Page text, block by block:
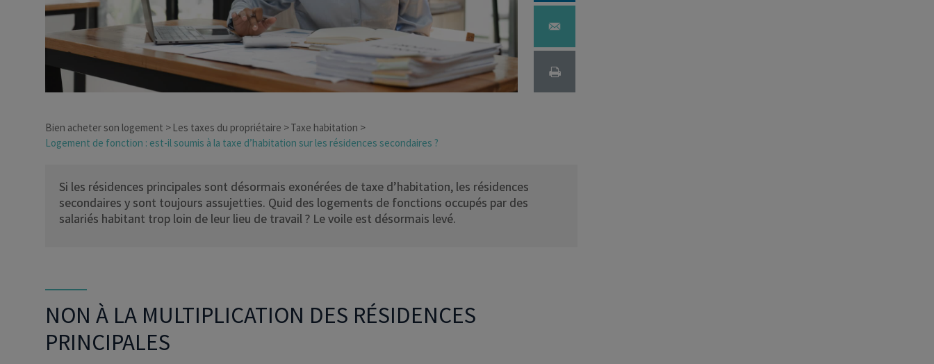
Bien acheter son logement Les taxes du propriétaire
Taxe habitation
Logement de fonction : est-il soumis à la taxe d’habitation sur les résidences secondaires ?
Si les résidences principales sont désormais exonérées de taxe d’habitation, les résidences
secondaires y sont toujours assujetties. Quid des logements de fonctions occupés par des
salariés habitant trop loin de leur lieu de travail ? Le voile est désormais levé.
NON À LA MULTIPLICATION DES RÉSIDENCES
PRINCIPALES